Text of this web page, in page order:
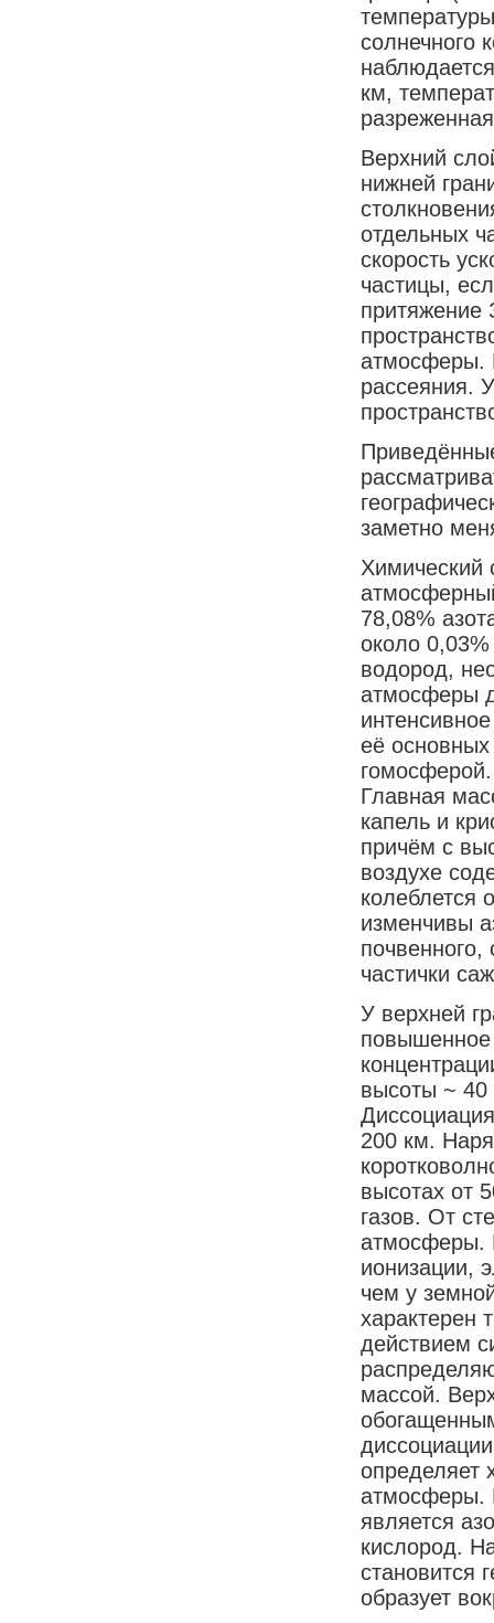
солнечного
км,
Верхний
нижней
отдельных
скорость
частицы,
притяжение
атмосферы.
рассеяния.
заметно
Химический
78,08%
около
водород,
атмосферы
её основных
Главная
капель и
причём с
воздухе
колеблется
изменчивы
почвенного,
частички
У верхней
высоты ~ 40
200 км.
высотах от
газов. От
атмосферы.
ионизации,
чем у
характерен
действием
массой.
определяет
атмосферы.
является
кислород.
становится
образует